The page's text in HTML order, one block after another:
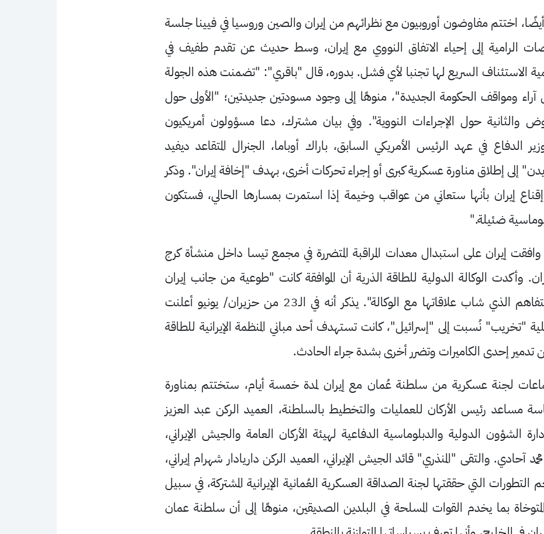
اختتم مفاوضون أوروبيون مع نظرائهم من إيران والصين وروسيا في فيينا جلسة
الرامية إلى إحياء الاتفاق النووي مع إيران، وسط حديث عن تقدم طفيف في
الاستئناف السريع لها تجنبا لأي فشل. بدوره، قال "باقري": "تضمنت هذه الجولة
آراء ومواقف الحكومة الجديدة"، منوهًا إلى وجود مسودتين جديدتين؛ "الأولى حول
والثانية حول الإجراءات النووية". وفي بيان مشترك، دعا مسؤولون أمريكيون
الدفاع في عهد الرئيس الأمريكي السابق، باراك أوباما، الجنرال المتقاعد ديفيد
إلى إطلاق مناورة عسكرية كبرى أو إجراء تحركات أخرى، بهدف "إخافة إيران". وذكر
إيران بأنها ستعاني من عواقب وخيمة إذا استمرت بمسارها الحالي، فستكون
ضئيلة."
إيران على استبدال معدات المراقبة المتضررة في مجمع تيسا داخل منشأة كرج
وأكدت الوكالة الدولية للطاقة الذرية أن الموافقة كانت "طوعية من جانب إيران
للحد من سوء التفاهم الذي شاب علاقاتها مع الوكالة". يذكر أنه في الـ23 من حزيران/ يونيو أعلنت
"تخريب" نُسبت إلى "إسرائيل"، كانت تستهدف أحد مباني المنظمة الإيرانية للطاقة
تدمير إحدى الكاميرات وتضرر أخرى بشدة جراء الحادث.
لجنة عسكرية من سلطنة عُمان مع إيران لمدة خمسة أيام، ستختتم بمناورة
مساعد رئيس الأركان للعمليات والتخطيط بالسلطنة، العميد الركن عبد العزيز
الشؤون الدولية والدبلوماسية الدفاعية لهيئة الأركان العامة والجيش الإيراني،
آحادي. والتقى "المنذري" قائد الجيش الإيراني، العميد الركن داريادار شهرام إيراني،
التي حققتها لجنة الصداقة العسكرية العُمانية الإيرانية المشتركة، في سبيل
بما يخدم القوات المسلحة في البلدين الصديقين، منوهًا إلى أن سلطنة عمان